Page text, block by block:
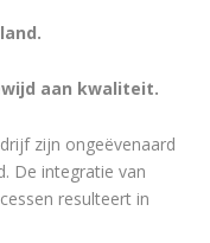
aan kwaliteit.
zijn ongeëvenaard
De integratie van
resulteert in